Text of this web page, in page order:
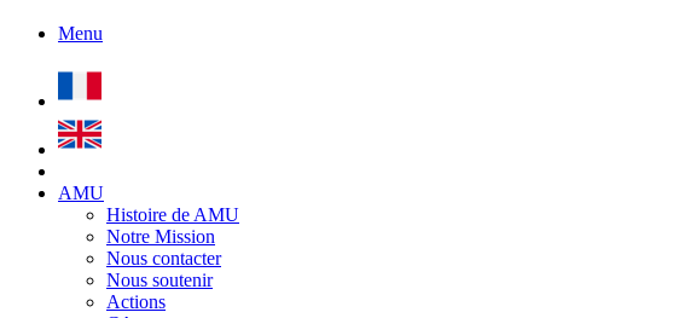
Menu
AMU
Histoire de AMU
Notre Mission
Nous contacter
Nous soutenir
Actions